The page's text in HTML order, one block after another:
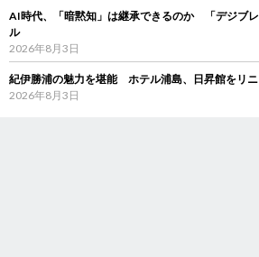
AI時代、「暗黙知」は継承できるのか 「デジブ
ル
2026年8月3日
紀伊勝浦の魅力を堪能 ホテル浦島、日昇館をリ
2026年8月3日